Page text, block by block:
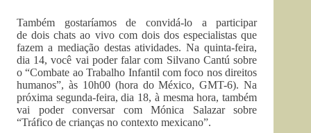
Também gostaríamos de convidá-lo a participar
de dois chats ao vivo com dois dos especialistas que
fazem a mediação destas atividades. Na quinta-feira,
dia 14, você vai poder falar com Silvano Cantú sobre
o “Combate ao Trabalho Infantil com foco nos direitos
humanos”, às 10h00 (hora do México, GMT-6). Na
próxima segunda-feira, dia 18, à mesma hora, também
vai poder conversar com Mónica Salazar sobre
“Tráfico de crianças no contexto mexicano”.